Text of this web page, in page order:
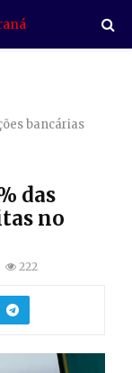
bancárias
das
no
222